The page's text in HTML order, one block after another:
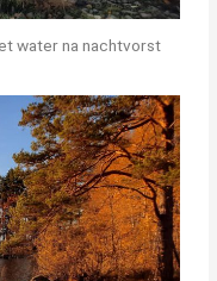
water na nachtvorst